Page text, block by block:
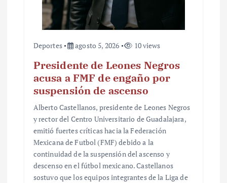
Deportes agosto 5, 2026 10 views
Presidente de Leones Negros
acusa a FMF de engaño por
suspensión de ascenso
Alberto Castellanos, presidente de Leones Negros
y rector del Centro Universitario de Guadalajara,
emitió fuertes críticas hacia la Federación
Mexicana de Futbol (FMF) debido a la
continuidad de la suspensión del ascenso y
descenso en el fútbol mexicano. Castellanos
sostuvo que los equipos integrantes de la Liga de